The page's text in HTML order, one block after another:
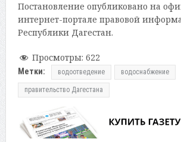
Постановление опубликовано на
интернет-портале правовой
Республики Дагестан.
Просмотры: 622
Метки: водоотведение водоснабжение
правительство Дагестана